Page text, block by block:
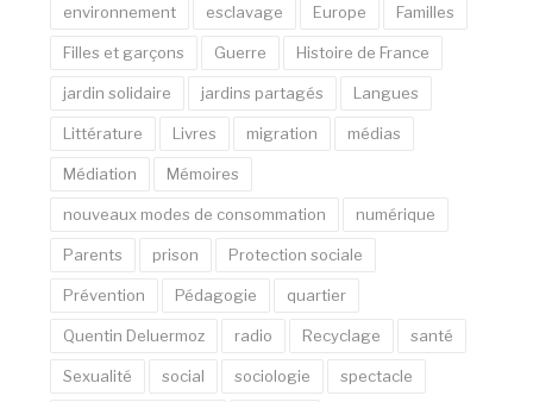
environnement esclavage Europe Familles
Filles et garçons Guerre Histoire de France
jardin solidaire jardins partagés Langues
Littérature Livres migration médias
Médiation Mémoires
nouveaux modes de consommation numérique
Parents prison Protection sociale
Prévention Pédagogie quartier
Quentin Deluermoz radio Recyclage santé
Sexualité social sociologie spectacle